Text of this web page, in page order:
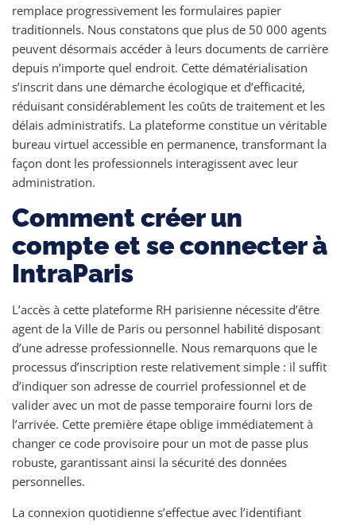
remplace progressivement les formulaires papier
traditionnels. Nous constatons que plus de 50 000 agents
peuvent désormais accéder à leurs documents de carrière
depuis n’importe quel endroit. Cette dématérialisation
s’inscrit dans une démarche écologique et d’efficacité,
réduisant considérablement les coûts de traitement et les
délais administratifs. La plateforme constitue un véritable
bureau virtuel accessible en permanence, transformant la
façon dont les professionnels interagissent avec leur
administration.
Comment créer un
compte et se connecter à
IntraParis
L’accès à cette plateforme RH parisienne nécessite d’être
agent de la Ville de Paris ou personnel habilité disposant
d’une adresse professionnelle. Nous remarquons que le
processus d’inscription reste relativement simple : il suffit
d’indiquer son adresse de courriel professionnel et de
valider avec un mot de passe temporaire fourni lors de
l’arrivée. Cette première étape oblige immédiatement à
changer ce code provisoire pour un mot de passe plus
robuste, garantissant ainsi la sécurité des données
personnelles.
La connexion quotidienne s’effectue avec l’identifiant